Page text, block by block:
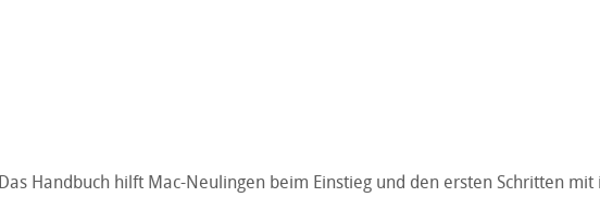
Das Handbuch hilft Mac-Neulingen beim Einstieg und den ersten Schritten